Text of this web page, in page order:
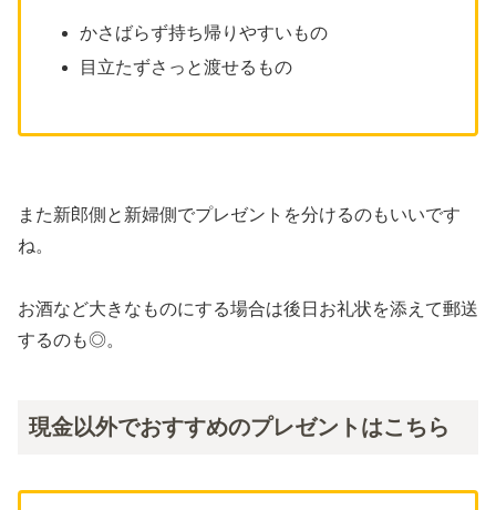
かさばらず持ち帰りやすいもの
目立たずさっと渡せるもの
また新郎側と新婦側でプレゼントを分けるのもいいです
ね。
お酒など大きなものにする場合は後日お礼状を添えて郵送
するのも◎。
現金以外でおすすめのプレゼントはこちら